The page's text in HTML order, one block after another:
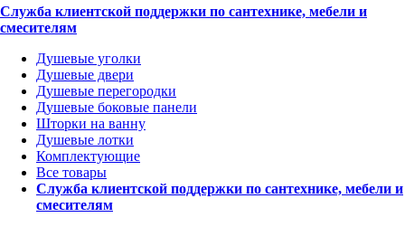
Служба клиентской поддержки по сантехнике, мебели и
смесителям
Душевые уголки
Душевые двери
Душевые перегородки
Душевые боковые панели
Шторки на ванну
Душевые лотки
Комплектующие
Все товары
Служба клиентской поддержки по сантехнике, мебели и
смесителям